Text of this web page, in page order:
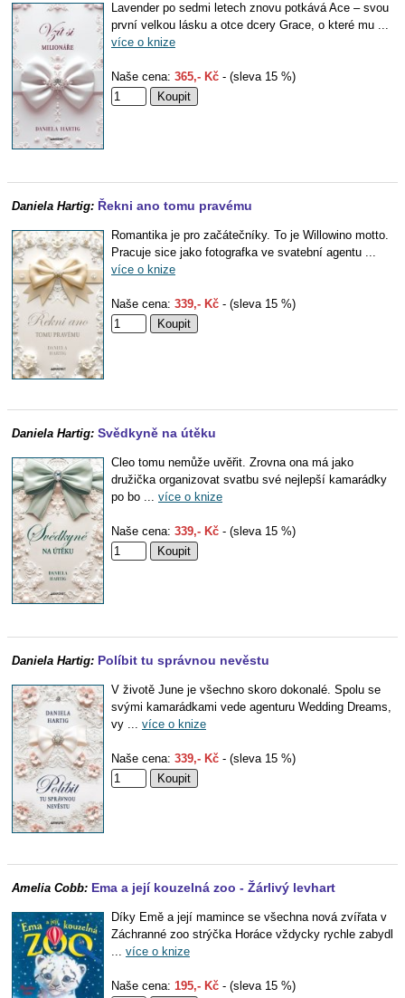
Lavender po sedmi letech znovu potkává Ace – svou
první velkou lásku a otce dcery Grace, o které mu ...
více o knize
Naše cena: 365,- Kč - (sleva 15 %)
Daniela Hartig: Řekni ano tomu pravému
Romantika je pro začátečníky. To je Willowino motto.
Pracuje sice jako fotografka ve svatební agentu ...
více o knize
Naše cena: 339,- Kč - (sleva 15 %)
Daniela Hartig: Svědkyně na útěku
Cleo tomu nemůže uvěřit. Zrovna ona má jako
družička organizovat svatbu své nejlepší kamarádky
po bo ... více o knize
Naše cena: 339,- Kč - (sleva 15 %)
Daniela Hartig: Políbit tu správnou nevěstu
V životě June je všechno skoro dokonalé. Spolu se
svými kamarádkami vede agenturu Wedding Dreams,
vy ... více o knize
Naše cena: 339,- Kč - (sleva 15 %)
Amelia Cobb: Ema a její kouzelná zoo - Žárlivý levhart
Díky Emě a její mamince se všechna nová zvířata v
Záchranné zoo strýčka Horáce vždycky rychle zabydl
... více o knize
Naše cena: 195,- Kč - (sleva 15 %)